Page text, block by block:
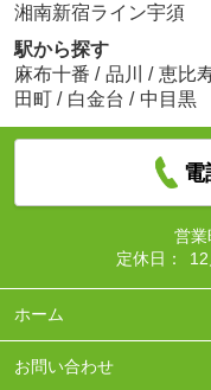
湘南新宿ライン宇須
駅から探す
麻布十番 / 品川 / 恵比
田町 / 白金台 / 中目黒
電
営業
定休日：
ホーム
お問い合わせ